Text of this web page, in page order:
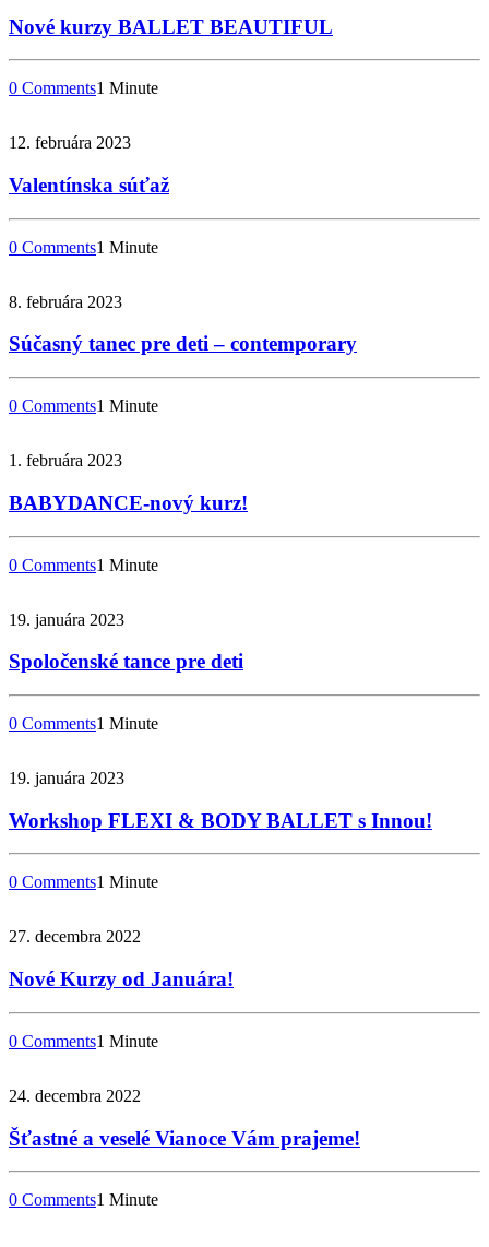
Nové kurzy BALLET BEAUTIFUL
0 Comments1 Minute
12. februára 2023
Valentínska súťaž
0 Comments1 Minute
8. februára 2023
Súčasný tanec pre deti – contemporary
0 Comments1 Minute
1. februára 2023
BABYDANCE-nový kurz!
0 Comments1 Minute
19. januára 2023
Spoločenské tance pre deti
0 Comments1 Minute
19. januára 2023
Workshop FLEXI & BODY BALLET s Innou!
0 Comments1 Minute
27. decembra 2022
Nové Kurzy od Januára!
0 Comments1 Minute
24. decembra 2022
Šťastné a veselé Vianoce Vám prajeme!
0 Comments1 Minute